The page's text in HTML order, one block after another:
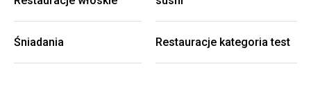
Śniadania Restauracje kategoria test